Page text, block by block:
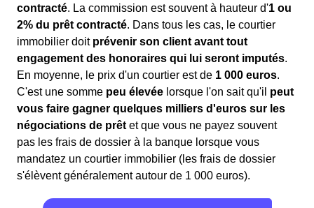
contracté. La commission est souvent à hauteur d'1 ou
2% du prêt contracté. Dans tous les cas, le courtier
immobilier doit prévenir son client avant tout
engagement des honoraires qui lui seront imputés.
En moyenne, le prix d'un courtier est de 1 000 euros.
C'est une somme peu élevée lorsque l'on sait qu'il peut
vous faire gagner quelques milliers d'euros sur les
négociations de prêt et que vous ne payez souvent
pas les frais de dossier à la banque lorsque vous
mandatez un courtier immobilier (les frais de dossier
s'élèvent généralement autour de 1 000 euros).